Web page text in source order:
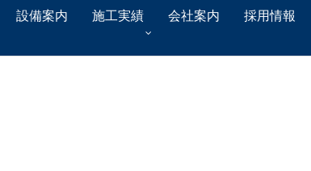
設備案内 施工実績 会社案内 採用情報